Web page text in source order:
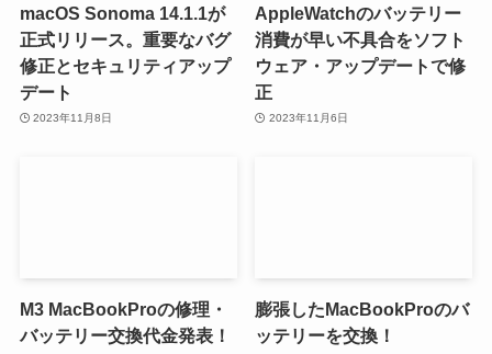
macOS Sonoma 14.1.1が
正式リリース。重要なバグ
修正とセキュリティアップ
デート
2023年11月8日
AppleWatchのバッテリー
消費が早い不具合をソフト
ウェア・アップデートで修
正
2023年11月6日
M3 MacBookProの修理・
バッテリー交換代金発表！
膨張したMacBookProのバ
ッテリーを交換！